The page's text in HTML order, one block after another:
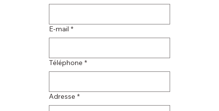
E‑mail *
Téléphone *
Adresse *